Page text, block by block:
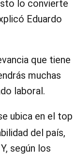
lo convierte
Eduardo
que tiene
muchas
laboral.
ubica en el top
del país,
según los